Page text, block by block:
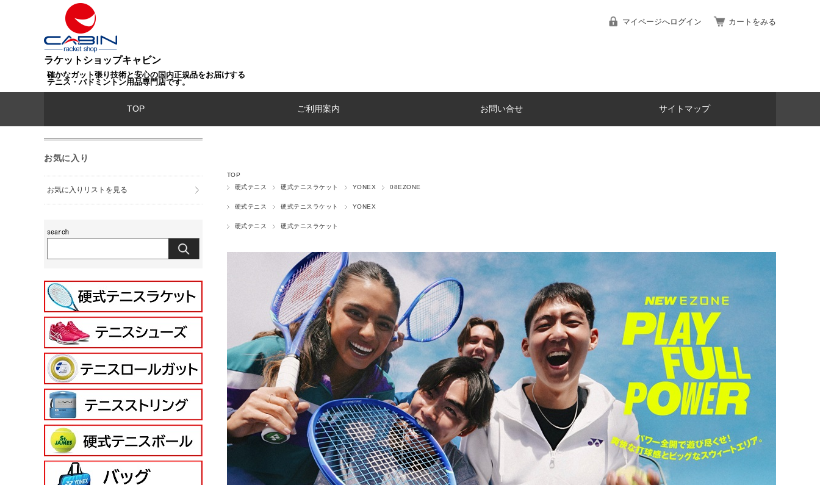
ラケットショップキャビン
確かなガット張り技術と安心の国内正規品をお届けする
テニス・バドミントン用品専門店です。
マイページへログイン カートをみる
TOP ご利用案内 お問い合せ サイトマップ
TOP
硬式テニス
硬式テニスラケット YONEX 08EZONE
硬式テニス 硬式テニスラケット YONEX
硬式テニス 硬式テニスラケット
お気に入り
お気に入りリストを見る